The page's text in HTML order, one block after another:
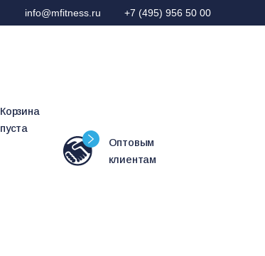
info@mfitness.ru +7 (495) 956 50 00
Корзина
пуста
Оптовым
клиентам